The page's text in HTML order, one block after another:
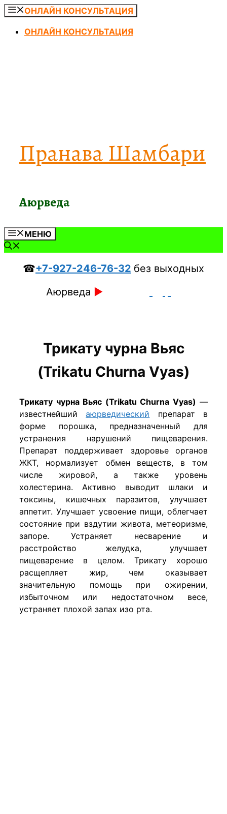
Перейти
содержимому
ОНЛАЙН КОНСУЛЬТАЦИЯ
ОНЛАЙН КОНСУЛЬТАЦИЯ
Пранава Шамбари
Аюрведа
МЕНЮ
☎+7-927-246-76-32 без выходных
Аюрведа ►
Трикату чурна Вьяс
(Trikatu Churna Vyas)
Трикату чурна Вьяс (Trikatu Churna Vyas) —
известнейшийаюрведический препарат в
форме порошка, предназначенный для
устранения нарушений пищеварения.
Препарат поддерживает здоровье органов
ЖКТ, нормализует обмен веществ, в том
числе жировой, а также уровень
холестерина. Активно выводит шлаки и
токсины, кишечных паразитов, улучшает
аппетит. Улучшает усвоение пищи, облегчает
состояние при вздутии живота, метеоризме,
запоре. Устраняет несварение и
расстройство желудка, улучшает
пищеварение в целом. Трикату хорошо
расщепляет жир, чем оказывает
значительную помощь при ожирении,
избыточном или недостаточном весе,
устраняет плохой запах изо рта.